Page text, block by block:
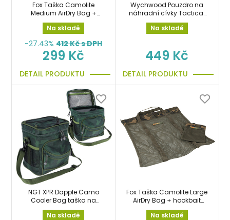
Fox Taška Camolite
Medium AirDry Bag +
hookbait bag
Na skladě
-27.43% 412Kč s DPH
299 Kč
DETAIL PRODUKTU
Wychwood Pouzdro na
náhradní cívky Tactical
HD Spare Spool Case
Na skladě
449 Kč
DETAIL PRODUKTU
NGT XPR Dapple Camo
Cooler Bag taška na
boilie, nástrahy, potraviny
Na skladě
Fox Taška Camolite Large
AirDry Bag + hookbait
bag
Na skladě